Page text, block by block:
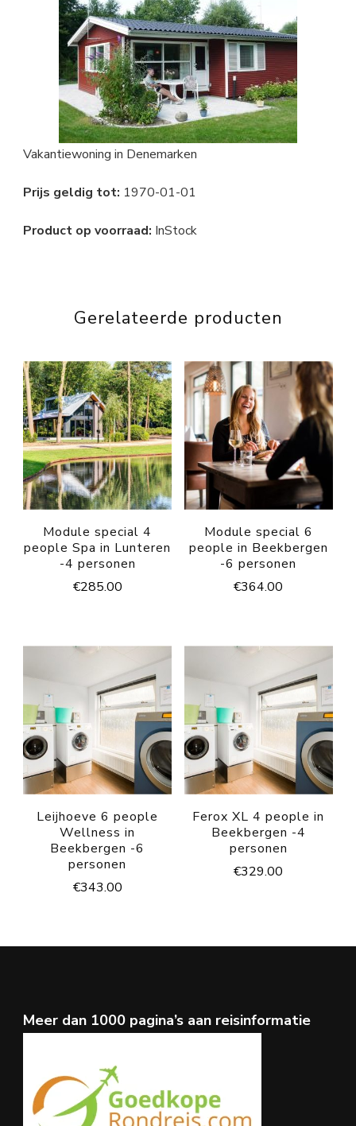
Vakantiewoning in Denemarken
Prijs geldig tot: 1970-01-01
Product op voorraad: InStock
Gerelateerde producten
Module special 4
people Spa in Lunteren
-4 personen
€285.00
Module special 6
people in Beekbergen
-6 personen
€364.00
Leijhoeve 6 people
Wellness in
Beekbergen -6
personen
€343.00
Ferox XL 4 people in
Beekbergen -4
personen
€329.00
Meer dan 1000 pagina’s aan reisinformatie